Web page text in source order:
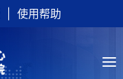
使用帮助